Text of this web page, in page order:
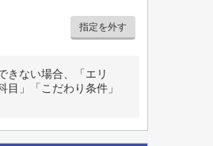
指定を外す
きない場合、「エリ
目」「こだわり条件」